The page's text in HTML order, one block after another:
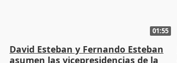
01:55
David Esteban y Fernando Esteban
asumen las vicepresidencias de la